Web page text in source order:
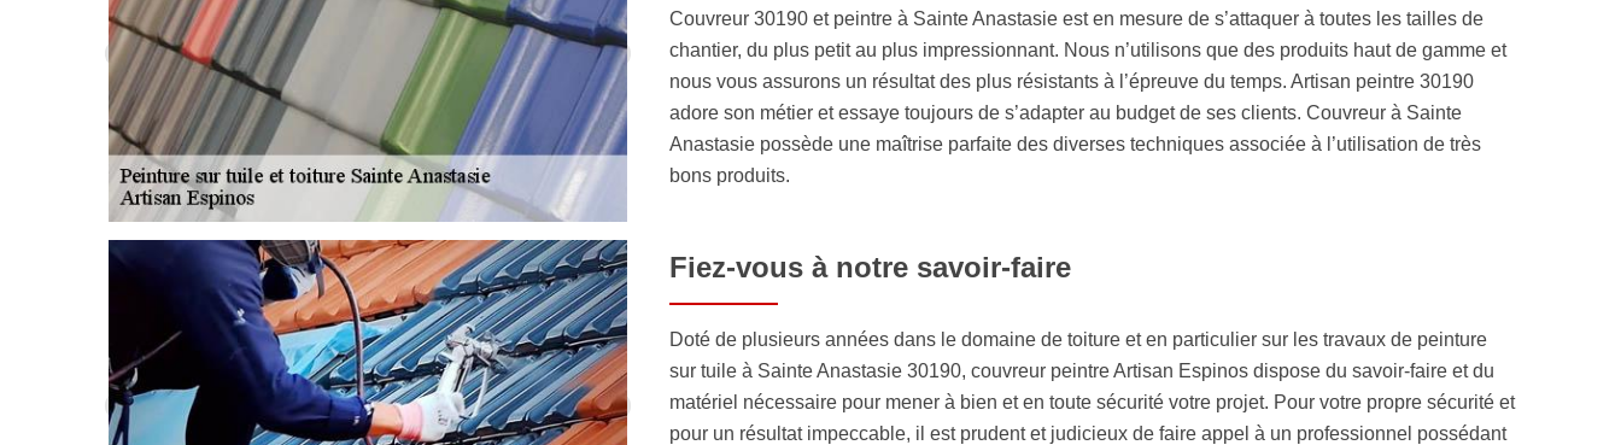
Couvreur 30190 et peintre à Sainte Anastasie est en mesure de s’attaquer à toutes les tailles de
chantier, du plus petit au plus impressionnant. Nous n’utilisons que des produits haut de gamme et
nous vous assurons un résultat des plus résistants à l’épreuve du temps. Artisan peintre 30190
adore son métier et essaye toujours de s’adapter au budget de ses clients. Couvreur à Sainte
Anastasie possède une maîtrise parfaite des diverses techniques associée à l’utilisation de très
bons produits.
Fiez-vous à notre savoir-faire
Doté de plusieurs années dans le domaine de toiture et en particulier sur les travaux de peinture
sur tuile à Sainte Anastasie 30190, couvreur peintre Artisan Espinos dispose du savoir-faire et du
matériel nécessaire pour mener à bien et en toute sécurité votre projet. Pour votre propre sécurité et
pour un résultat impeccable, il est prudent et judicieux de faire appel à un professionnel possédant